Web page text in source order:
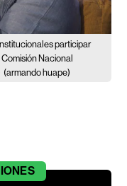
participar
Nacional
(armando huape)